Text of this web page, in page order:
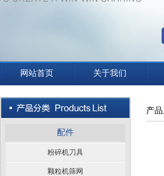
网站首页 关于我们
配件
粉碎机刀具
颗粒机筛网
产